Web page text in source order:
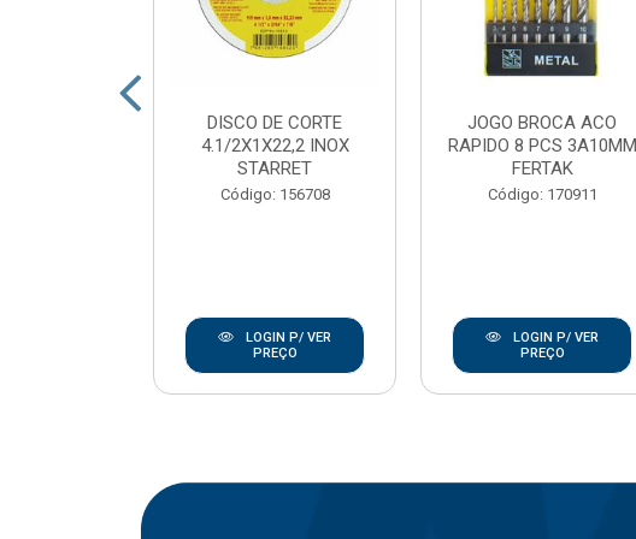
DISCO DE CORTE
4.1/2X1X22,2 INOX
STARRET
Código: 156708
LOGIN P/ VER
PREÇO
JOGO BROCA ACO
RAPIDO 8 PCS 3A10MM
FERTAK
Código: 170911
LOGIN P/ VER
PREÇO